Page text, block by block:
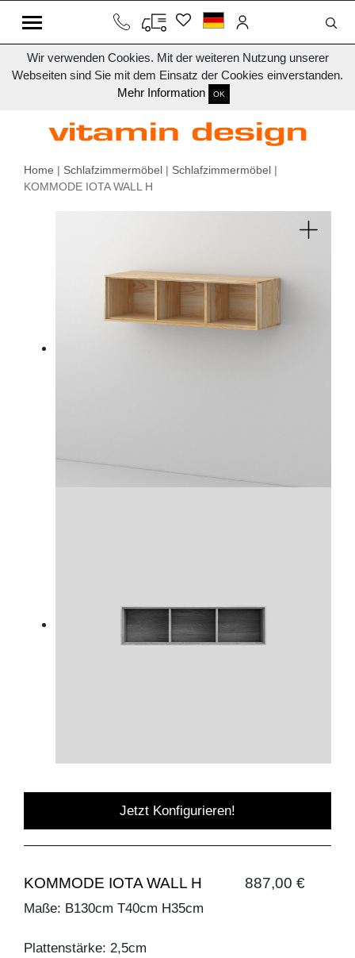
Wir verwenden Cookies. Mit der weiteren Nutzung unserer
Webseiten sind Sie mit dem Einsatz der Cookies einverstanden.
Mehr Information
OK
Home | Schlafzimmermöbel | Schlafzimmermöbel |
KOMMODE IOTA WALL H
Jetzt Konfigurieren!
KOMMODE IOTA WALL H 887,00 €
Maße: B130cm T40cm H35cm
Plattenstärke: 2,5cm